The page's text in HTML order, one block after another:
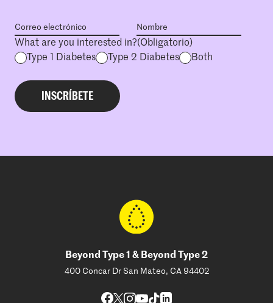
What are you interested in?(Obligatorio)
Type 1 Diabetes
Type 2 Diabetes Both
Beyond Type 1 & Beyond Type 2
400 Concar Dr San Mateo, CA 94402